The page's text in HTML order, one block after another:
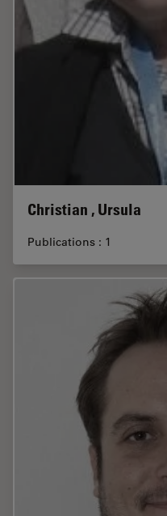
Christian , Ursula
Publications : 1